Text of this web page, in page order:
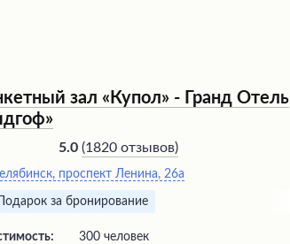
зал «Купол» - Гранд Отель
5.0 (1820 отзывов)
проспект Ленина, 26а
Подарок за бронирование
300 человек